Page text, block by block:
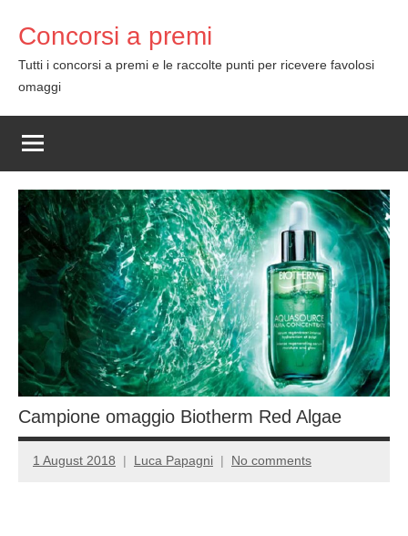
content
Concorsi a premi
Tutti i concorsi a premi e le raccolte punti per ricevere favolosi
omaggi
Campione omaggio Biotherm Red Algae
1 August 2018 Luca Papagni No comments